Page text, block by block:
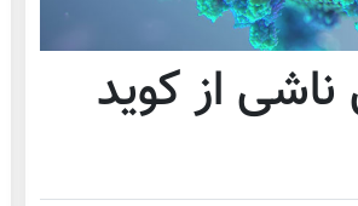
از کوید